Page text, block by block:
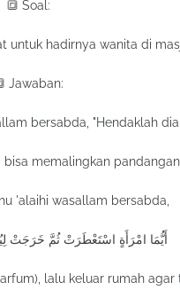
🔳 Soal:
untuk hadirnya wanita di
Jawaban:
bersabda, "Hendaklah
memalingkan
'alaihi wasallam bersabda,
أَيُّمَا امْرَأَةٍ اسْتَعْطَرَتْ ثُمَّ خَرَجَتْ
lalu keluar rumah